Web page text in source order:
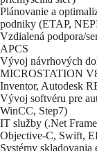
Plánovanie a
podniky (ETAP,
Vzdialená podpora/
APCS
Vývoj návrhových
MICROSTATION
Inventor, Autodesk
Vývoj softvéru pre
WinCC, Step7)
IT služby (.Net
Objective-C, Swift,
Systémy skladovania